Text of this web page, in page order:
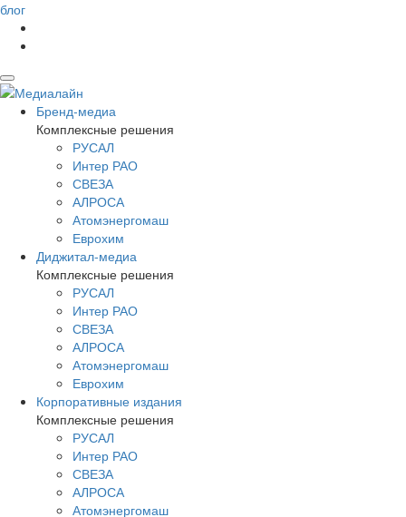
блог
Бренд-медиа
Комплексные решения
РУСАЛ
Интер РАО
СВЕЗА
АЛРОСА
Атомэнергомаш
Еврохим
Диджитал-медиа
Комплексные решения
РУСАЛ
Интер РАО
СВЕЗА
АЛРОСА
Атомэнергомаш
Еврохим
Корпоративные издания
Комплексные решения
РУСАЛ
Интер РАО
СВЕЗА
АЛРОСА
Атомэнергомаш